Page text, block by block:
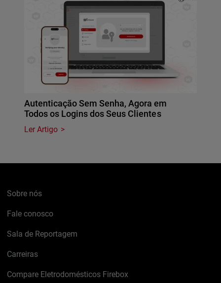
Autenticação Sem Senha, Agora em
Todos os Logins dos Seus Clientes
Ler Artigo
Sobre nós
Fale conosco
Sala de Reportagem
Carreiras
Compare Eletrodomésticos Firebox